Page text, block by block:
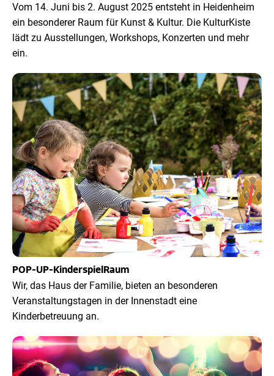
Vom 14. Juni bis 2. August 2025 entsteht in Heidenheim
ein besonderer Raum für Kunst & Kultur. Die KulturKiste
lädt zu Ausstellungen, Workshops, Konzerten und mehr
ein.
POP-UP-KinderspielRaum
Wir, das Haus der Familie, bieten an besonderen
Veranstaltungstagen in der Innenstadt eine
Kinderbetreuung an.